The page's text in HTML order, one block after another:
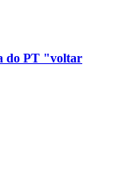
do PT "voltar